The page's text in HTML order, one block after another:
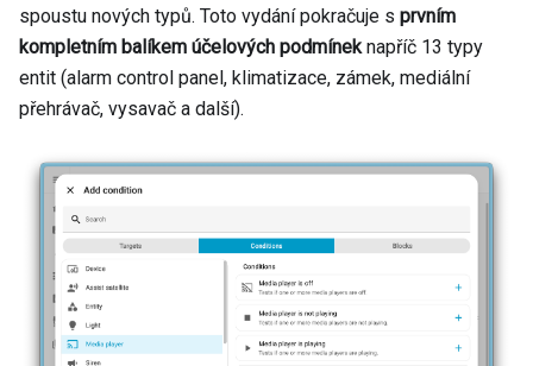
spoustu nových typů. Toto vydání pokračuje s prvním
kompletním balíkem účelových podmíneknapříč 13 typy
entit (alarm control panel, klimatizace, zámek, mediální
přehrávač, vysavač a další).